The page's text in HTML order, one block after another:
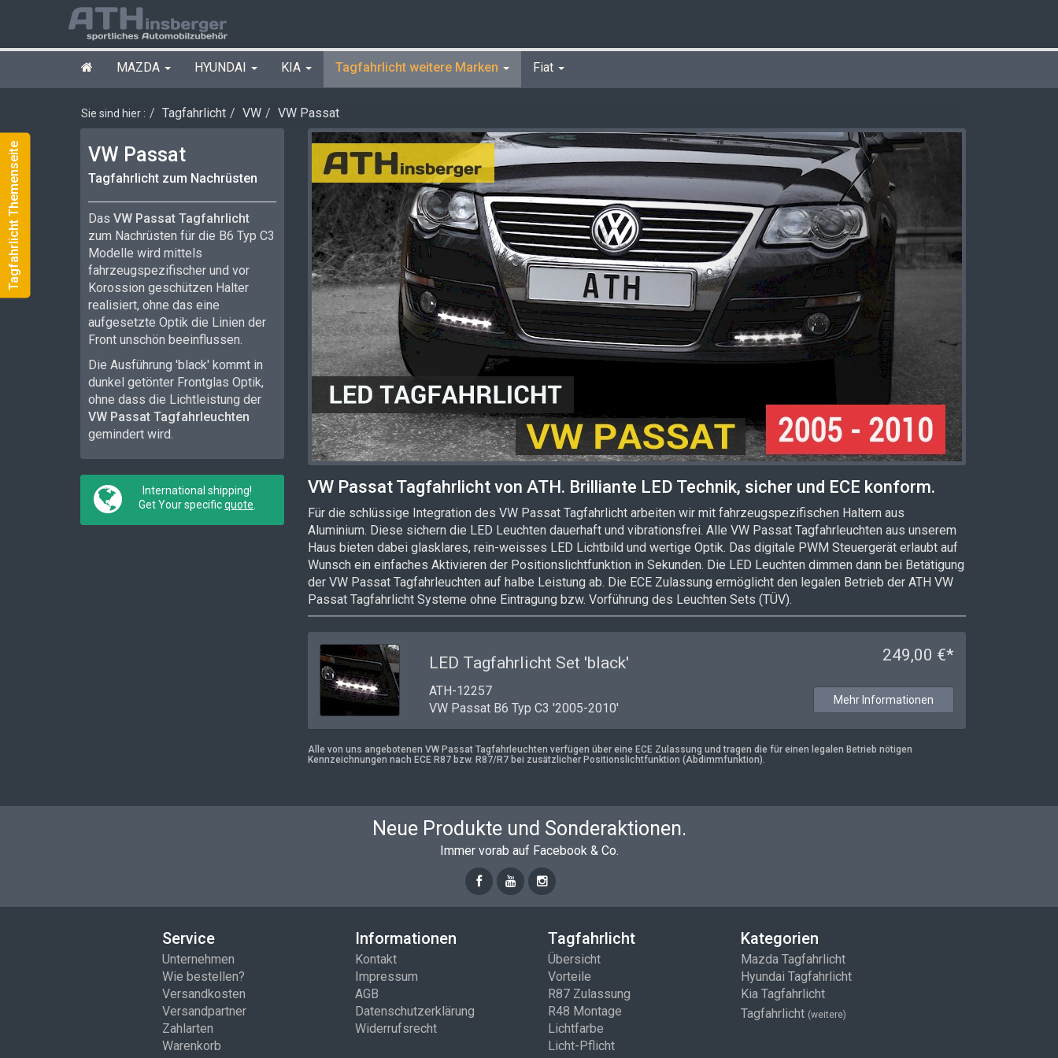
Tagfahrlicht Themenseite
MAZDA HYUNDAI KIA Tagfahrlicht weitere Marken Fiat
Sie sind hier : Tagfahrlicht VW VW Passat
VW Passat
Tagfahrlicht zum Nachrüsten
Das VW Passat Tagfahrlicht
zum Nachrüsten für die B6 Typ C3
Modelle wird mittels
fahrzeugspezifischer und vor
Korossion geschützen Halter
realisiert, ohne das eine
aufgesetzte Optik die Linien der
Front unschön beeinflussen.
Die Ausführung 'black' kommt in
dunkel getönter Frontglas Optik,
ohne dass die Lichtleistung der
VW Passat Tagfahrleuchten
gemindert wird.
International shipping!
Get Your specificquote
VW Passat Tagfahrlicht von ATH. Brilliante LED Technik, sicher und ECE konform.
Für die schlüssige Integration des VW Passat Tagfahrlicht arbeiten wir mit fahrzeugspezifischen Haltern aus
Aluminium. Diese sichern die LED Leuchten dauerhaft und vibrationsfrei. Alle VW Passat Tagfahrleuchten aus unserem
Haus bieten dabei glasklares, rein-weisses LED Lichtbild und wertige Optik. Das digitale PWM Steuergerät erlaubt auf
Wunsch ein einfaches Aktivieren der Positionslichtfunktion in Sekunden. Die LED Leuchten dimmen dann bei Betätigung
der VW Passat Tagfahrleuchten auf halbe Leistung ab. Die ECE Zulassung ermöglicht den legalen Betrieb der ATH VW
Passat Tagfahrlicht Systeme ohne Eintragung bzw. Vorführung des Leuchten Sets (TÜV).
LED Tagfahrlicht Set 'black'
ATH-12257
VW Passat B6 Typ C3 '2005-2010'
249,00 €*
Mehr Informationen
Alle von uns angebotenen VW Passat Tagfahrleuchten verfügen über eine ECE Zulassung und tragen die für einen legalen Betrieb nötigen
Kennzeichnungen nach ECE R87 bzw. R87/R7 bei zusätzlicher Positionslichtfunktion (Abdimmfunktion).
Neue Produkte und Sonderaktionen.
Immer vorab auf Facebook & Co.
Service
Unternehmen
Wie bestellen?
Versandkosten
Versandpartner
Zahlarten
Warenkorb
Informationen
Kontakt
Impressum
AGB
Datenschutzerklärung
Widerrufsrecht
Tagfahrlicht
Übersicht
Vorteile
R87 Zulassung
R48 Montage
Lichtfarbe
Licht-Pflicht
Kategorien
Mazda Tagfahrlicht
Hyundai Tagfahrlicht
Kia Tagfahrlicht
Tagfahrlicht (weitere)